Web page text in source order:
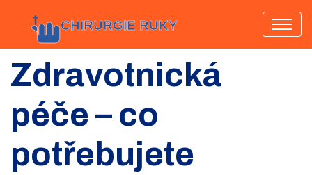
Zdravotnická
péče – co
potřebujete